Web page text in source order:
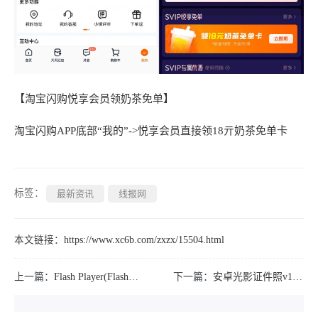
【淘宝闪购悦享会员领奶茶免单】
淘宝闪购APP底部“我的”->悦享会员直接领18亓奶茶免单卡
标签： 最新资讯 线报网
本文链接： https://www.xc6b.com/zxzx/15504.html
上一篇： Flash Player(Flash插件) v34.0.0.376 纯净版 下一篇： 安卓光影证件照v1.0.4高级版